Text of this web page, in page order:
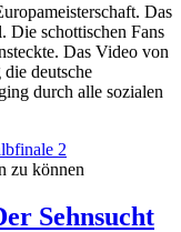
Das
Die schottischen Fans
Das Video von
die deutsche
durch alle sozialen
2
zu können
Sehnsucht